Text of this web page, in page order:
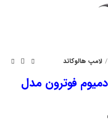
لامپ هالوکاتد
۲ اینچ کادمیوم فوترون مدل